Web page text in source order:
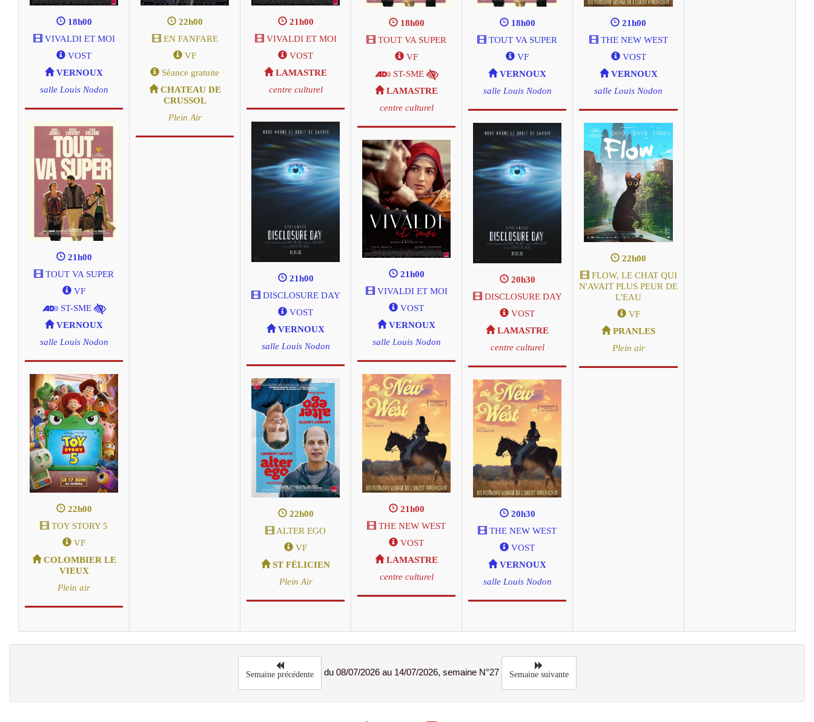
18h00
VIVALDI ET MOI
VOST
VERNOUX
salle Louis Nodon
21h00
TOUT VA SUPER
VF
ST-SME
VERNOUX
salle Louis Nodon
22h00
TOY STORY 5
VF
COLOMBIER LE
VIEUX
Plein air
22h00
EN FANFARE
VF
Séance gratuite
CHATEAU DE
CRUSSOL
Plein Air
21h00
VIVALDI ET MOI
VOST
LAMASTRE
centre culturel
21h00
DISCLOSURE DAY
VOST
VERNOUX
salle Louis Nodon
22h00
ALTER EGO
VF
ST FÉLICIEN
Plein Air
18h00
TOUT VA SUPER
VF
ST-SME
LAMASTRE
centre culturel
21h00
VIVALDI ET MOI
VOST
VERNOUX
salle Louis Nodon
21h00
THE NEW WEST
VOST
LAMASTRE
centre culturel
18h00
TOUT VA SUPER
VF
VERNOUX
salle Louis Nodon
20h30
DISCLOSURE DAY
VOST
LAMASTRE
centre culturel
20h30
THE NEW WEST
VOST
VERNOUX
salle Louis Nodon
21h00
THE NEW WEST
VOST
VERNOUX
salle Louis Nodon
22h00
FLOW, LE CHAT QUI
N'AVAIT PLUS PEUR DE
L'EAU
VF
PRANLES
Plein air
Semaine précédente du 08/07/2026 au 14/07/2026, semaine N°27 Semaine suivante